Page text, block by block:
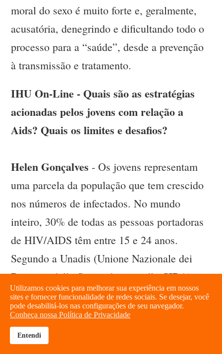
moral do sexo é muito forte e, geralmente,
acusatória, denegrindo e dificultando todo o
processo para a “saúde”, desde a prevenção
à transmissão e tratamento.
IHU On-Line - Quais são as estratégias
acionadas pelos jovens com relação a
Aids? Quais os limites e desafios?
Helen Gonçalves - Os jovens representam
uma parcela da população que tem crescido
nos números de infectados. No mundo
inteiro, 30% de todas as pessoas portadoras
de HIV/AIDS têm entre 15 e 24 anos.
Segundo a Unadis (Unione Nazionale dei
Dirigenti dello Stato aderente alla CIDA),
um terço das pessoas que estão infectadas na
América Latina são brasileiras. Com relação
à população do país, a população jovem (15-
brightness_high
Utilizamos cookies para melhorar sua experiência em nossos
sites e fornecer funcionalidade de redes sociais. Se desejar, você
pode desabilitá-los nas configurações de seu navegador.
Conheça nossa Política de Privacidade
Entendi